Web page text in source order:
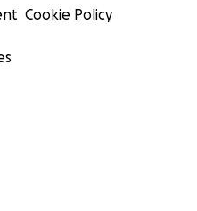
Cookie Policy